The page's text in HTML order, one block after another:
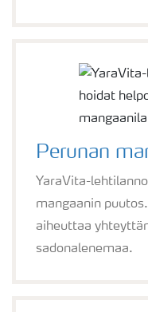
Perunan
YaraVita-
mangaanin
aiheuttaa
sadonalenemaa.